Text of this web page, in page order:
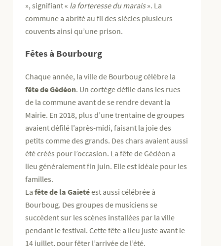
», signifiant « la forteresse du marais». La
commune a abrité au fil des siècles plusieurs
couvents ainsi qu’une prison.
Fêtes à Bourbourg
Chaque année, la ville de Bourboug célèbre la
fête de Gédéon. Un cortège défile dans les rues
de la commune avant de se rendre devant la
Mairie. En 2018, plus d’une trentaine de groupes
avaient défilé l’après-midi, faisant la joie des
petits comme des grands. Des chars avaient aussi
été créés pour l’occasion. La fête de Gédéon a
lieu généralement fin juin. Elle est idéale pour les
familles.
Lafête de la Gaietéest aussi célébrée à
Bourboug. Des groupes de musiciens se
succèdent sur les scènes installées par la ville
pendant le festival. Cette fête a lieu juste avant le
14 juillet, pour fêter l’arrivée de l’été.